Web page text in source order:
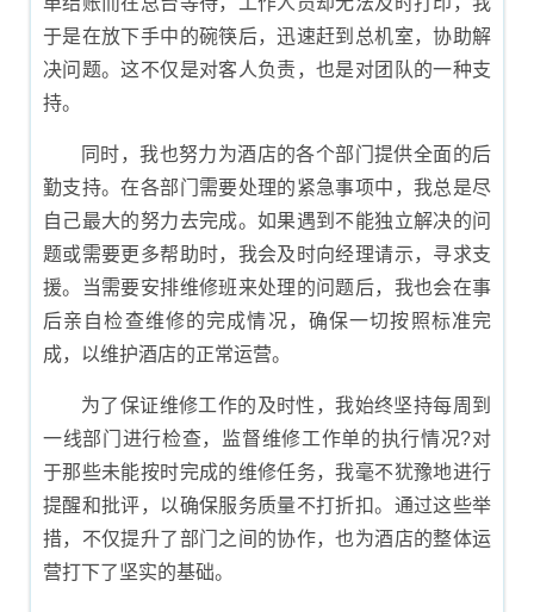
于是在放下手中的碗筷后，迅速赶到总机室，协助解
决问题。这不仅是对客人负责，也是对团队的一种支
持。
同时，我也努力为酒店的各个部门提供全面的后
勤支持。在各部门需要处理的紧急事项中，我总是尽
自己最大的努力去完成。如果遇到不能独立解决的问
题或需要更多帮助时，我会及时向经理请示，寻求支
援。当需要安排维修班来处理的问题后，我也会在事
后亲自检查维修的完成情况，确保一切按照标准完
成，以维护酒店的正常运营。
为了保证维修工作的及时性，我始终坚持每周到
一线部门进行检查，监督维修工作单的执行情况?对
于那些未能按时完成的维修任务，我毫不犹豫地进行
提醒和批评，以确保服务质量不打折扣。通过这些举
措，不仅提升了部门之间的协作，也为酒店的整体运
营打下了坚实的基础。